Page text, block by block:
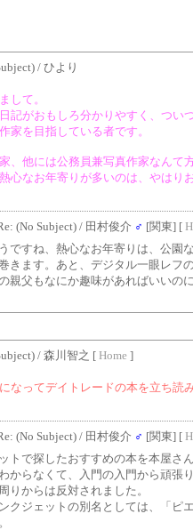
/ ひより
して。
記がおもしろ分かりやすく、つい
家を目指している者です。
、他には公務員兼写真作家なんて
心なお年寄りが多いのは、やはり
(No Subject) / 田村俊介 ♂ [関東] [
ですね、熱心なお年寄りは、公園
きます。あと、デジタル一眼レフの
親父もなにか趣味があればいいの
/ 森川智之 [ Home ]
なってデイトレードの本を立ち読
(No Subject) / 田村俊介 ♂ [関東] [
トで探したおすすめの本を本屋さ
からなくて、入門の入門から頑張
りからは反対されました。
クジェットの別名としては、「ピ